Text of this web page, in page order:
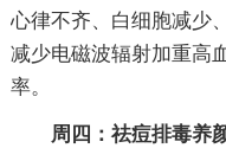
心律不齐、白细胞减少
减少电磁波辐射加重高
率。
周四：祛痘排毒养